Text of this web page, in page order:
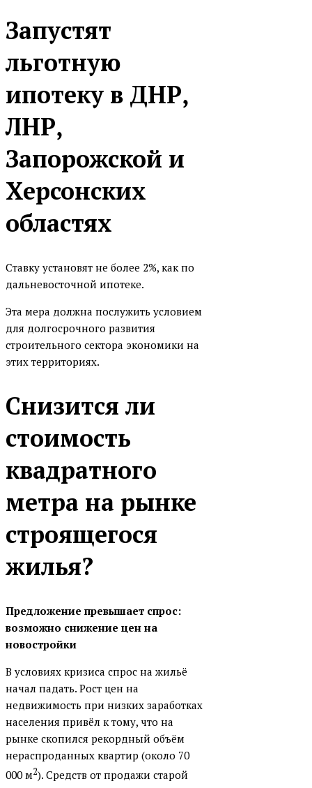
ПримСоцБанк
Промсвязьбанк (ПСБ)
Ростфинанс банк
Руснарбанк
СДМ-Банк
Севергазбанк (СГБ)
СМП Банк
Сургутнефть банк (СНГБ)
ТАТСОЦБАНК
ТрансКапиталБанк (ТКБ)
УБРиР
Урал ФД Банк
УРАЛПРОМБАНК
ЧЕЛИНДБАНК
Экспобанк
Другой банк
Запустят
льготную
ипотеку в ДНР,
ЛНР,
Запорожской и
Херсонских
областях
Ставку установят не более 2%, как по
дальневосточной ипотеке.
Эта мера должна послужить условием
для долгосрочного развития
строительного сектора экономики на
этих территориях.
Снизится ли
стоимость
квадратного
метра на рынке
строящегося
жилья?
Предложение превышает спрос:
возможно снижение цен на
новостройки
В условиях кризиса спрос на жильё
начал падать. Рост цен на
недвижимость при низких заработках
населения привёл к тому, что на
рынке скопился рекордный объём
нераспроданных квартир (около 70
000 м2). Средств от продажи старой